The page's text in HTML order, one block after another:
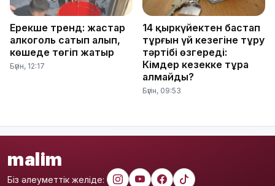
Ерекше тренд: жастар
алкоголь сатып алып,
көшеде төгіп жатыр
Бүгін, 12:17
14 қыркүйектен бастап
тұрғын үй кезегіне тұру
тәртібі өзгереді:
Кімдер кезекке тұра
алмайды?
Бүгін, 09:53
malim
Біз әлеуметтік желіде: